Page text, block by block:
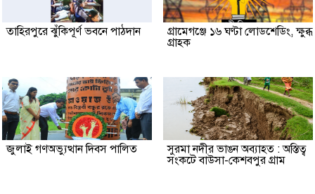
তাহিরপুরে ঝুঁকিপূর্ণ ভবনে পাঠদান
গ্রামেগঞ্জে ১৬ ঘণ্টা লোডশেডিং, ক্ষুব্ধ
গ্রাহক
জুলাই গণঅভ্যুত্থান দিবস পালিত
সুরমা নদীর ভাঙন অব্যাহত : অস্তিত্ব
সংকটে বাউসা-কেশবপুর গ্রাম